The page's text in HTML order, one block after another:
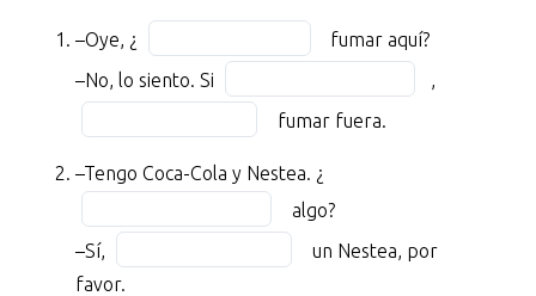
of
fumar
–Oye, ¿
Fill
in
the
of
fumar aquí?
–No, lo siento. Si Fill
in
the
blank
2
of
,
fumar fuera.
–Tengo Coca-Cola y Nestea. ¿
in
blank
algo?
–Sí, Fill
in
un Nestea, por
favor.